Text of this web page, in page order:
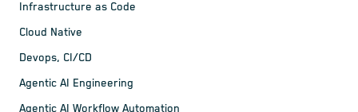
Infrastructure as Code
Cloud Native
Devops, CI/CD
Agentic AI Engineering
Agentic AI Workflow Automation